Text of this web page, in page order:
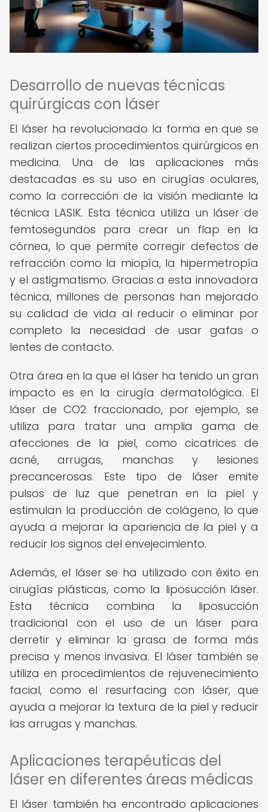
Desarrollo de nuevas técnicas
quirúrgicas con láser
El láser ha revolucionado la forma en que se
realizan ciertos procedimientos quirúrgicos en
medicina. Una de las aplicaciones más
destacadas es su uso en cirugías oculares,
como la corrección de la visión mediante la
técnica LASIK. Esta técnica utiliza un láser de
femtosegundos para crear un flap en la
córnea, lo que permite corregir defectos de
refracción como la miopía, la hipermetropía
y el astigmatismo. Gracias a esta innovadora
técnica, millones de personas han mejorado
su calidad de vida al reducir o eliminar por
completo la necesidad de usar gafas o
lentes de contacto.
Otra área en la que el láser ha tenido un gran
impacto es en la cirugía dermatológica. El
láser de CO2 fraccionado, por ejemplo, se
utiliza para tratar una amplia gama de
afecciones de la piel, como cicatrices de
acné, arrugas, manchas y lesiones
precancerosas. Este tipo de láser emite
pulsos de luz que penetran en la piel y
estimulan la producción de colágeno, lo que
ayuda a mejorar la apariencia de la piel y a
reducir los signos del envejecimiento.
Además, el láser se ha utilizado con éxito en
cirugías plásticas, como la liposucción láser.
Esta técnica combina la liposucción
tradicional con el uso de un láser para
derretir y eliminar la grasa de forma más
precisa y menos invasiva. El láser también se
utiliza en procedimientos de rejuvenecimiento
facial, como el resurfacing con láser, que
ayuda a mejorar la textura de la piel y reducir
las arrugas y manchas.
Aplicaciones terapéuticas del
láser en diferentes áreas médicas
El láser también ha encontrado aplicaciones